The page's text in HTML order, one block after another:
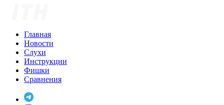
Главная
Новости
Слухи
Инструкции
Фишки
Сравнения